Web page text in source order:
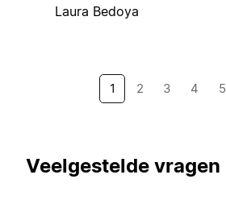
Laura Bedoya
1 2 3 4 5
Veelgestelde vragen